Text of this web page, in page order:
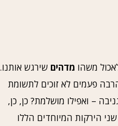
משהו מדהים שירגש אותנו.
פעמים לא זוכים לתשומת
– ואפילו מושלמת? כן, כן,
הירקות המיוחדים הללו